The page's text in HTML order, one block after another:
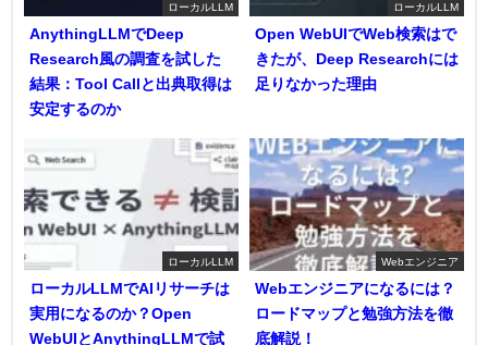
ローカルLLM
AnythingLLMでDeep
Research風の調査を試した
結果：Tool Callと出典取得は
安定するのか
ローカルLLM
Open WebUIでWeb検索はで
きたが、Deep Researchには
足りなかった理由
ローカルLLM
ローカルLLMでAIリサーチは
実用になるのか？Open
WebUIとAnythingLLMで試
Webエンジニア
Webエンジニアになるには？
ロードマップと勉強方法を徹
底解説！